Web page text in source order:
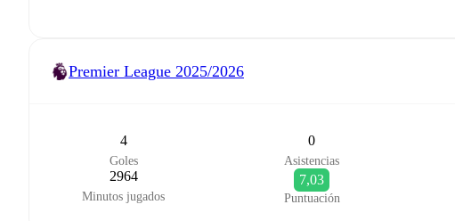
Premier League 2025/2026
4
Goles
0
Asistencias
2964
Minutos jugados
7,03
Puntuación